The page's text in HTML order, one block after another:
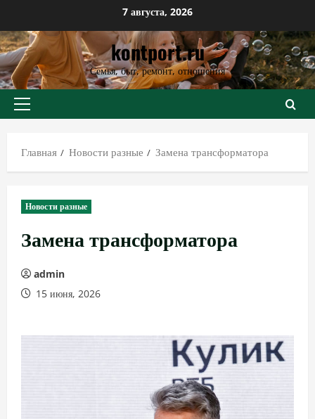
к
содержимому
7 августа, 2026
kontport.ru
Семья, быт, ремонт, отношения
Основное
Главная
Новости разные Замена трансформатора
Новости разные
Замена трансформатора
admin
15 июня, 2026